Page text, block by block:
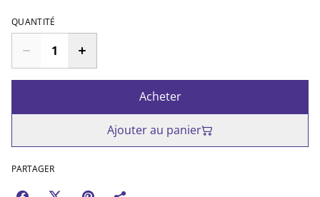
QUANTITÉ
Acheter
Ajouter au panier
PARTAGER